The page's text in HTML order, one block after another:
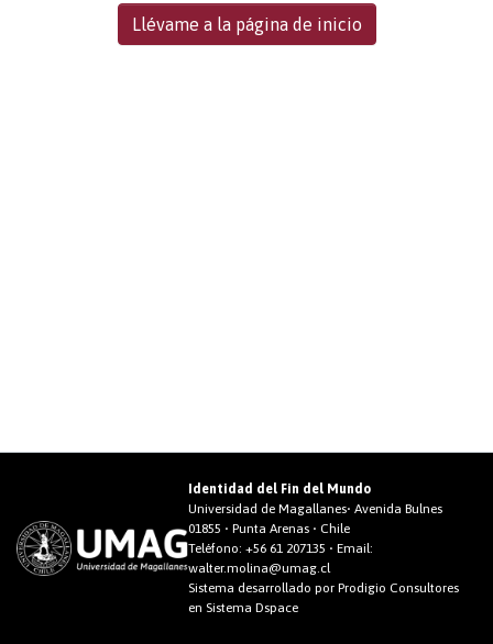
Llévame a la página de inicio
Identidad del Fin del Mundo
Universidad de Magallanes• Avenida Bulnes
01855 • Punta Arenas • Chile
Teléfono:+56 61 207135 • Email:
walter.molina@umag.cl
Sistema desarrollado por Prodigio Consultores
en Sistema Dspace